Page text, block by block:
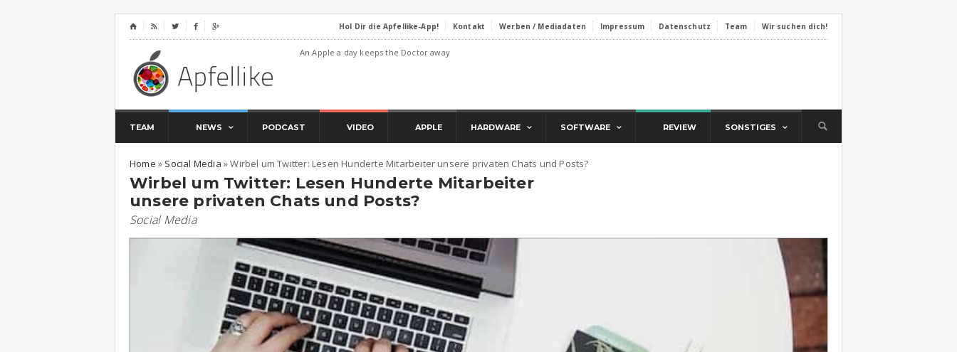
⌂     Hol Dir die Apfellike-App! Kontakt Werben / Mediadaten Impressum Datenschutz Team Wir suchen dich!
An Apple a day keeps the Doctor away
TEAM NEWS PODCAST VIDEO APPLE HARDWARE SOFTWARE REVIEW SONSTIGES
Home » Social Media »Wirbel um Twitter: Lesen Hunderte Mitarbeiter unsere privaten Chats und Posts?
Wirbel um Twitter: Lesen Hunderte Mitarbeiter
unsere privaten Chats und Posts?
Social Media